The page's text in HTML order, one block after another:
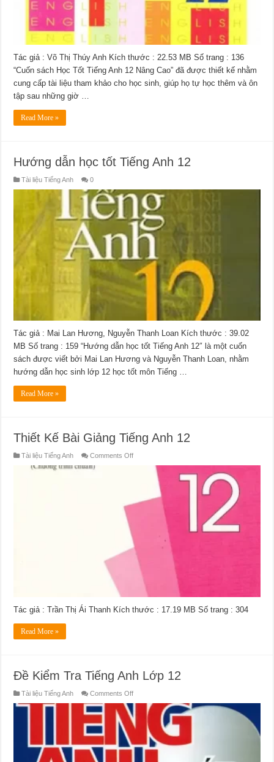
Tác giả : Võ Thị Thúy Anh Kích thước : 22.53 MB Số trang : 136
“Cuốn sách Học Tốt Tiếng Anh 12 Nâng Cao” đã được thiết kế nhằm
cung cấp tài liệu tham khảo cho học sinh, giúp họ tự học thêm và ôn
tập sau những giờ …
Read More »
Hướng dẫn học tốt Tiếng Anh 12
Tài liệu Tiếng Anh 0
Tác giả : Mai Lan Hương, Nguyễn Thanh Loan Kích thước : 39.02
MB Số trang : 159 “Hướng dẫn học tốt Tiếng Anh 12″ là một cuốn
sách được viết bởi Mai Lan Hương và Nguyễn Thanh Loan, nhằm
hướng dẫn học sinh lớp 12 học tốt môn Tiếng …
Read More »
Thiết Kế Bài Giảng Tiếng Anh 12
Tài liệu Tiếng Anh Comments Offon
Anh
12
Tác giả : Trần Thị Ái Thanh Kích thước : 17.19 MB Số trang : 304
Read More »
Đề Kiểm Tra Tiếng Anh Lớp 12
Tài liệu Tiếng Anh Comments Offon
Tra
Tiếng
Anh
12